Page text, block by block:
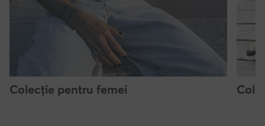
Colecție pentru femei